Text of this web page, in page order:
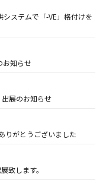
ステムで「-VE」格付けを
お知らせ
展のお知らせ
りがとうございました
致します。